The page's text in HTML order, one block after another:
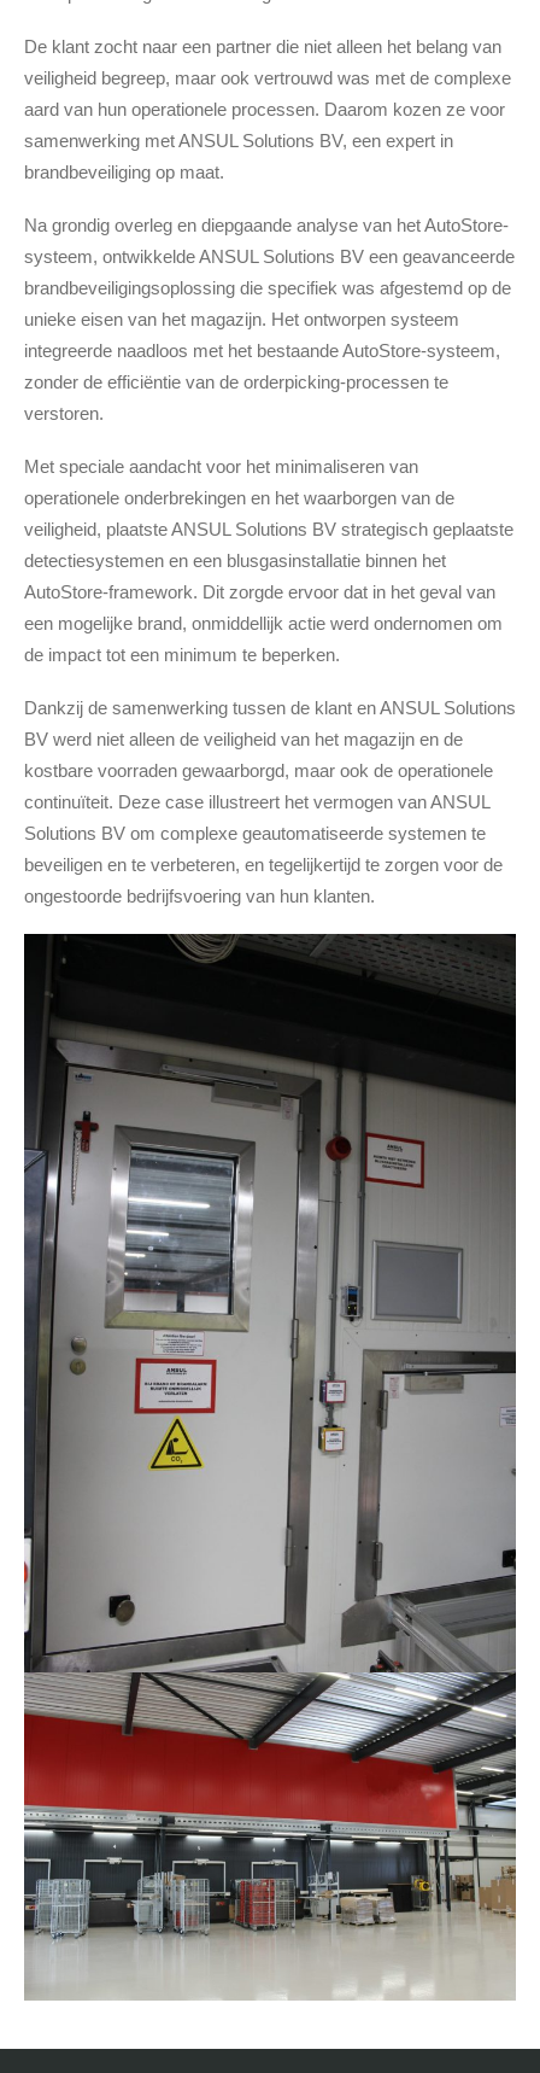
De klant zocht naar een partner die niet alleen het belang van
veiligheid begreep, maar ook vertrouwd was met de complexe
aard van hun operationele processen. Daarom kozen ze voor
samenwerking met ANSUL Solutions BV, een expert in
brandbeveiliging op maat.
Na grondig overleg en diepgaande analyse van het AutoStore-
systeem, ontwikkelde ANSUL Solutions BV een geavanceerde
brandbeveiligingsoplossing die specifiek was afgestemd op de
unieke eisen van het magazijn. Het ontworpen systeem
integreerde naadloos met het bestaande AutoStore-systeem,
zonder de efficiëntie van de orderpicking-processen te
verstoren.
Met speciale aandacht voor het minimaliseren van
operationele onderbrekingen en het waarborgen van de
veiligheid, plaatste ANSUL Solutions BV strategisch geplaatste
detectiesystemen en een blusgasinstallatie binnen het
AutoStore-framework. Dit zorgde ervoor dat in het geval van
een mogelijke brand, onmiddellijk actie werd ondernomen om
de impact tot een minimum te beperken.
Dankzij de samenwerking tussen de klant en ANSUL Solutions
BV werd niet alleen de veiligheid van het magazijn en de
kostbare voorraden gewaarborgd, maar ook de operationele
continuïteit. Deze case illustreert het vermogen van ANSUL
Solutions BV om complexe geautomatiseerde systemen te
beveiligen en te verbeteren, en tegelijkertijd te zorgen voor de
ongestoorde bedrijfsvoering van hun klanten.